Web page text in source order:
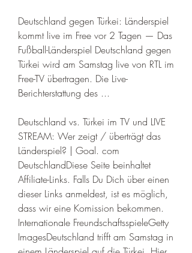
Deutschland gegen Türkei: Länderspiel
kommt live im Free vor 2 Tagen — Das
Fußball-Länderspiel Deutschland gegen
Türkei wird am Samstag live von RTL im
Free-TV übertragen. Die Live-
Berichterstattung des ...
Deutschland vs. Türkei im TV und LIVE
STREAM: Wer zeigt / überträgt das
Länderspiel? | Goal. com
DeutschlandDiese Seite beinhaltet
Affiliate-Links. Falls Du Dich über einen
dieser Links anmeldest, ist es möglich,
dass wir eine Komission bekommen.
Internationale FreundschaftsspieleGetty
ImagesDeutschland trifft am Samstag in